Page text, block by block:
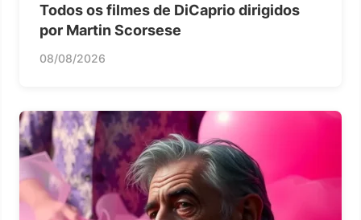
Todos os filmes de DiCaprio dirigidos
por Martin Scorsese
08/08/2026